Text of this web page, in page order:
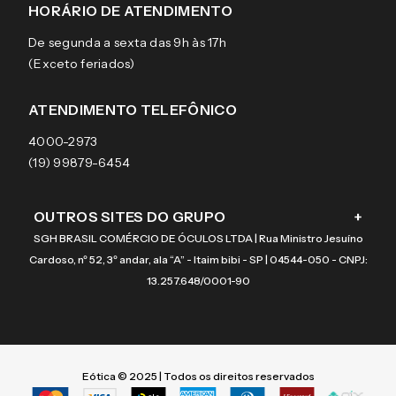
Sobre a eÓtica
Aviso de privacidade
Termos e condições de uso
Trocas e Devoluções
Pagamentos
Garantias
Ray-Ban
Tecnol
Arnette
Burberry
Óculos de sol
Lentes de contato
HORÁRIO DE ATENDIMENTO
De segunda a sexta das 9h às 17h
(Exceto feriados)
ATENDIMENTO TELEFÔNICO
4000-2973
(19) 99879-6454
OUTROS SITES DO GRUPO +
SGH BRASIL COMÉRCIO DE ÓCULOS LTDA | Rua Ministro Jesuíno
Cardoso, nº 52, 3º andar, ala “A” - Itaim bibi - SP | 04544-050 - CNPJ:
13.257.648/0001-90
Eótica © 2025 | Todos os direitos reservados